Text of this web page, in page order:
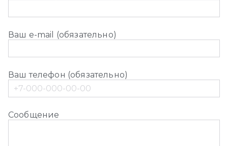
Ваш e-mail (обязательно)
Ваш телефон (обязательно)
Сообщение